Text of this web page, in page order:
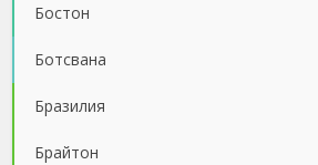
Бостон
Ботсвана
Бразилия
Брайтон